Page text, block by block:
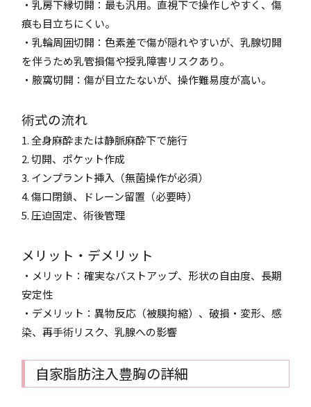
・乳房下縁切開：最も汎用。直視下で操作しやすく、傷
痕も目立ちにくい。
・乳輪周囲切開：色素差で傷が隠れやすいが、乳腺切開
を伴うため乳管損傷や授乳障害リスクあり。
・腋窩切開：傷が目立たないが、操作難易度が高い。
術式の流れ
1. 全身麻酔または静脈麻酔下で施行
2. 切開、ポケット作成
3. インプラント挿入（無菌操作が必須）
4. 傷口閉鎖、ドレーン留置（必要時）
5. 圧迫固定、術後管理
メリット・デメリット
・メリット：確実なバストアップ、形状の自由度、長期
安定性
・デメリット：異物反応（被膜拘縮）、破損・変形、感
染、再手術リスク、乳腺への影響
自家脂肪注入豊胸の詳細